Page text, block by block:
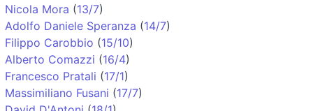
Nicola Mora (13/7)
Adolfo Daniele Speranza (14/7)
Filippo Carobbio (15/10)
Alberto Comazzi (16/4)
Francesco Pratali (17/1)
Massimiliano Fusani (17/7)